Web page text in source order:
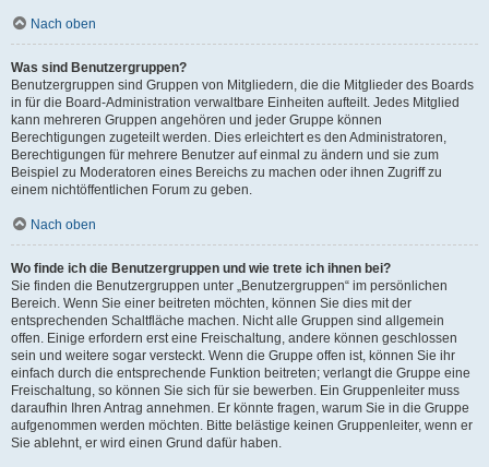
Nach oben
Was sind Benutzergruppen?
Benutzergruppen sind Gruppen von Mitgliedern, die die Mitglieder des Boards
in für die Board-Administration verwaltbare Einheiten aufteilt. Jedes Mitglied
kann mehreren Gruppen angehören und jeder Gruppe können
Berechtigungen zugeteilt werden. Dies erleichtert es den Administratoren,
Berechtigungen für mehrere Benutzer auf einmal zu ändern und sie zum
Beispiel zu Moderatoren eines Bereichs zu machen oder ihnen Zugriff zu
einem nichtöffentlichen Forum zu geben.
Nach oben
Wo finde ich die Benutzergruppen und wie trete ich ihnen bei?
Sie finden die Benutzergruppen unter „Benutzergruppen“ im persönlichen
Bereich. Wenn Sie einer beitreten möchten, können Sie dies mit der
entsprechenden Schaltfläche machen. Nicht alle Gruppen sind allgemein
offen. Einige erfordern erst eine Freischaltung, andere können geschlossen
sein und weitere sogar versteckt. Wenn die Gruppe offen ist, können Sie ihr
einfach durch die entsprechende Funktion beitreten; verlangt die Gruppe eine
Freischaltung, so können Sie sich für sie bewerben. Ein Gruppenleiter muss
daraufhin Ihren Antrag annehmen. Er könnte fragen, warum Sie in die Gruppe
aufgenommen werden möchten. Bitte belästige keinen Gruppenleiter, wenn er
Sie ablehnt, er wird einen Grund dafür haben.